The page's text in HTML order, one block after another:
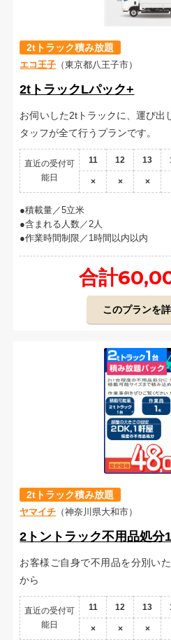
2tトラック積み放題
エコ王子 （東京都八王子市）
2tトラックLパック+
お伺いした2tトラックに、運び出
タッフが全て行うプランです。
直近の受付可
能日
11 12 13
× × ×
積載量／5立米
含まれる人数／2人
作業時間制限／1時間以内以内
合計
このプランを
2tトラック積み放題
ヤマイチ （神奈川県大和市）
2トントラック不用品処分
お客様ご自身で不用品を分別い
から
直近の受付可
能日
11 12 13
× × ×